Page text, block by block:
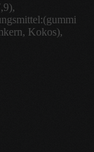
Kokos),